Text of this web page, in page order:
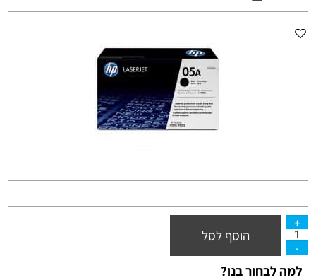
הוסף לסל
למה לבחור בנו?